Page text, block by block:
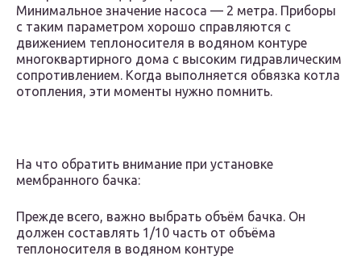
Минимальное значение насоса — 2 метра. Приборы
с таким параметром хорошо справляются с
движением теплоносителя в водяном контуре
многоквартирного дома с высоким гидравлическим
сопротивлением. Когда выполняется обвязка котла
отопления, эти моменты нужно помнить.
На что обратить внимание при установке
мембранного бачка:
Прежде всего, важно выбрать объём бачка. Он
должен составлять 1/10 часть от объёма
теплоносителя в водяном контуре